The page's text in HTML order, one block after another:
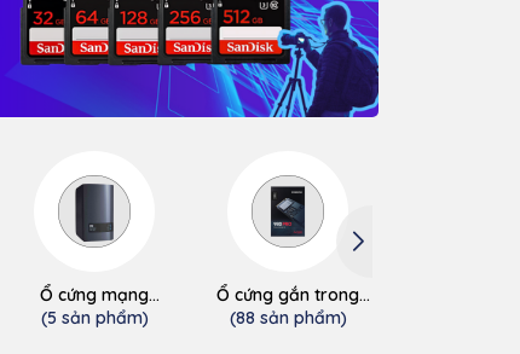
Ổ cứng mạng
(NAS/Cloud)
(5 sản phẩm)
Ổ cứng gắn trong
SSD
(88 sản phẩm)